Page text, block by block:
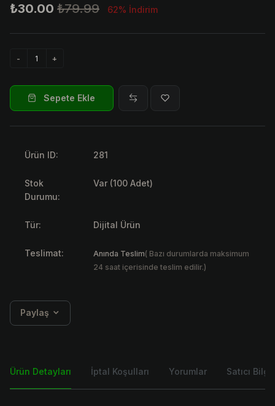
₺30.00 ₺79.99 62% İndirim
Sepete Ekle
Ürün ID: 281
Stok
Durumu:
Var (100 Adet)
Tür: Dijital Ürün
Teslimat: Anında Teslim( Bazı durumlarda maksimum
24 saat içerisinde teslim edilir.)
Paylaş
Ürün Detayları İptal Koşulları Yorumlar Satıcı